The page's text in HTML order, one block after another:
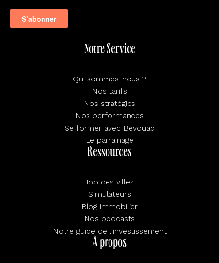
Notre Service
Qui sommes-nous ?
Nos tarifs
Nos stratégies
Nos performances
Se former avec Bevouac
Le parrainage
Ressources
Top des villes
Simulateurs
Blog immobilier
Nos podcasts
Notre guide de l'investissement
À propos